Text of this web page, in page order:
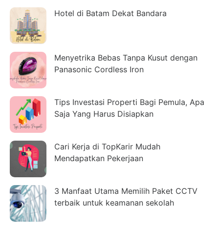
Hotel di Batam Dekat Bandara
Menyetrika Bebas Tanpa Kusut dengan
Panasonic Cordless Iron
Tips Investasi Properti Bagi Pemula, Apa
Saja Yang Harus Disiapkan
Cari Kerja di TopKarir Mudah
Mendapatkan Pekerjaan
3 Manfaat Utama Memilih Paket CCTV
terbaik untuk keamanan sekolah